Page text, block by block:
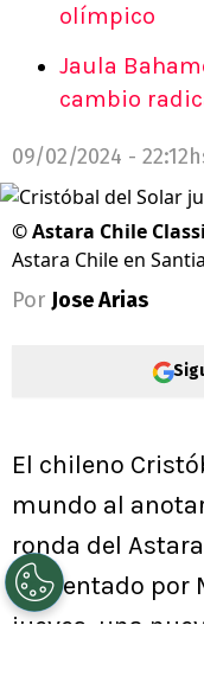
olímpico
Jaula
cambio
09/02/2024 -
©Astara Chile
Astara Chile en
Por Jose Arias
El chileno
mundo al
ronda del
presentado por
jueves, una